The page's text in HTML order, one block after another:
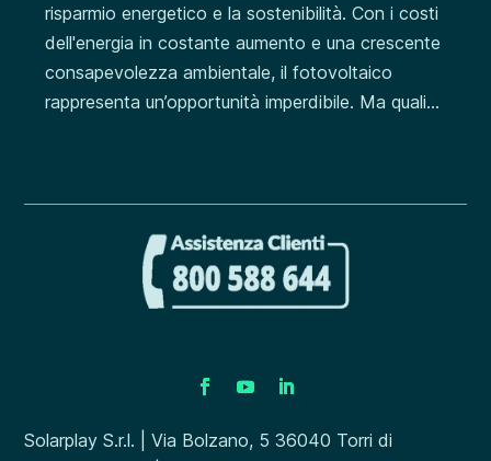
risparmio energetico e la sostenibilità. Con i costi
dell'energia in costante aumento e una crescente
consapevolezza ambientale, il fotovoltaico
rappresenta un’opportunità imperdibile. Ma quali...
Solarplay S.r.l. | Via Bolzano, 5 36040 Torri di